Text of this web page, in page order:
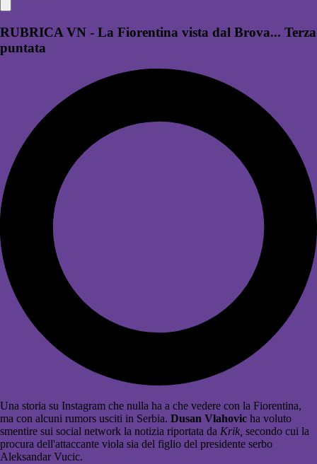
RUBRICA VN - La Fiorentina vista dal Brova... Terza
puntata
Una storia su Instagram che nulla ha a che vedere con la Fiorentina,
ma con alcuni rumors usciti in Serbia. Dusan Vlahovic ha voluto
smentire sui social network la notizia riportata da Krik, secondo cui la
procura dell'attaccante viola sia del figlio del presidente serbo
Aleksandar Vucic.